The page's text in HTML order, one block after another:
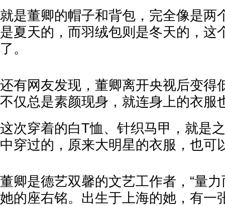
就是董卿的帽子和背包，完全像是两
是夏天的，而羽绒包则是冬天的，这
了。
还有网友发现，董卿离开央视后变得
不仅总是素颜现身，就连身上的衣服
这次穿着的白T恤、针织马甲，就是
中穿过的，原来大明星的衣服，也可
董卿是德艺双馨的文艺工作者，“量
她的座右铭。出生于上海的她，有一